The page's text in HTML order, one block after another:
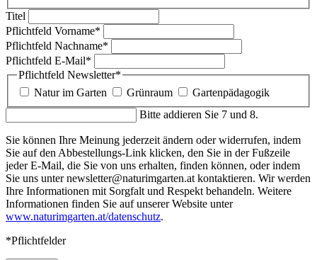
Titel
Pflichtfeld Vorname*
Pflichtfeld Nachname*
Pflichtfeld E-Mail*
Pflichtfeld Newsletter*
Natur im Garten
Grünraum
Gartenpädagogik
Bitte addieren Sie 7 und 8.
Sie können Ihre Meinung jederzeit ändern oder widerrufen, indem
Sie auf den Abbestellungs-Link klicken, den Sie in der Fußzeile
jeder E-Mail, die Sie von uns erhalten, finden können, oder indem
Sie uns unter newsletter@naturimgarten.at kontaktieren. Wir werden
Ihre Informationen mit Sorgfalt und Respekt behandeln. Weitere
Informationen finden Sie auf unserer Website unter
www.naturimgarten.at/datenschutz.
*Pflichtfelder